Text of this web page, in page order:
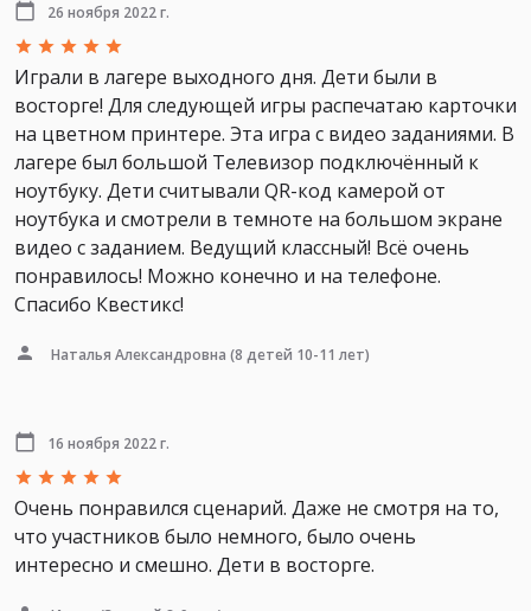
26 ноября 2022 г.
Играли в лагере выходного дня. Дети были в
восторге! Для следующей игры распечатаю карточки
на цветном принтере. Эта игра с видео заданиями. В
лагере был большой Телевизор подключённый к
ноутбуку. Дети считывали QR-код камерой от
ноутбука и смотрели в темноте на большом экране
видео с заданием. Ведущий классный! Всё очень
понравилось! Можно конечно и на телефоне.
Спасибо Квестикс!
Наталья Александровна (8 детей 10-11 лет)
16 ноября 2022 г.
Очень понравился сценарий. Даже не смотря на то,
что участников было немного, было очень
интересно и смешно. Дети в восторге.